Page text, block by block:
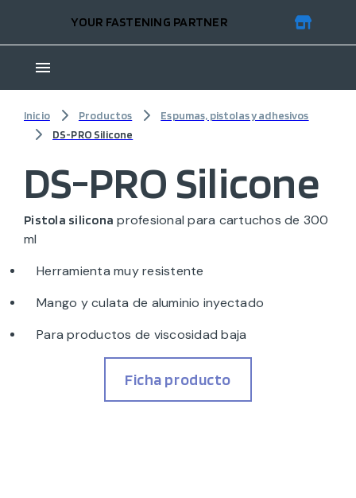
YOUR FASTENING PARTNER
Inicio Productos
Espumas, pistolas y adhesivos
DS-PRO Silicone
DS-PRO Silicone
Pistola silicona profesional para cartuchos de 300
ml
Herramienta muy resistente
Mango y culata de aluminio inyectado
Para productos de viscosidad baja
Ficha producto